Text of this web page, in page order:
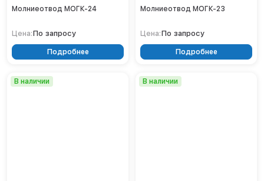
Молниеотвод МОГК-24
Цена:По запросу
Подробнее
Молниеотвод МОГК-23
Цена:По запросу
Подробнее
В наличии В наличии